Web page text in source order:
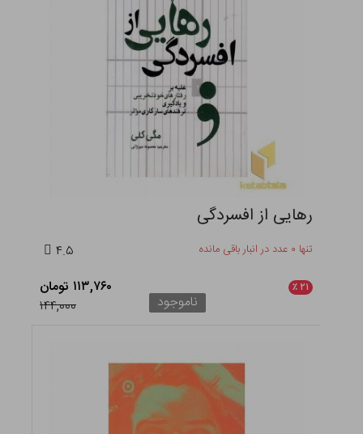
رهایی از افسردگی
تنها ۰ عدد در انبار باقی مانده ۴.۵
۲۱ ٪
۱۱۳,۷۶۰ تومان
۱۴۴,۰۰۰
ناموجود